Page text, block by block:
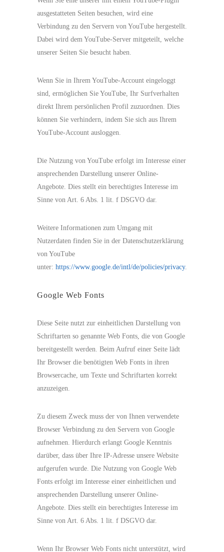
ausgestatteten Seiten besuchen, wird eine
Verbindung zu den Servern von YouTube hergestellt.
Dabei wird dem YouTube-Server mitgeteilt, welche
unserer Seiten Sie besucht haben.
Wenn Sie in Ihrem YouTube-Account eingeloggt
sind, ermöglichen Sie YouTube, Ihr Surfverhalten
direkt Ihrem persönlichen Profil zuzuordnen. Dies
können Sie verhindern, indem Sie sich aus Ihrem
YouTube-Account ausloggen.
Die Nutzung von YouTube erfolgt im Interesse einer
ansprechenden Darstellung unserer Online-
Angebote. Dies stellt ein berechtigtes Interesse im
Sinne von Art. 6 Abs. 1 lit. f DSGVO dar.
Weitere Informationen zum Umgang mit
Nutzerdaten finden Sie in der Datenschutzerklärung
von YouTube
unter: https://www.google.de/intl/de/policies/privacy.
Google Web Fonts
Diese Seite nutzt zur einheitlichen Darstellung von
Schriftarten so genannte Web Fonts, die von Google
bereitgestellt werden. Beim Aufruf einer Seite lädt
Ihr Browser die benötigten Web Fonts in ihren
Browsercache, um Texte und Schriftarten korrekt
anzuzeigen.
Zu diesem Zweck muss der von Ihnen verwendete
Browser Verbindung zu den Servern von Google
aufnehmen. Hierdurch erlangt Google Kenntnis
darüber, dass über Ihre IP-Adresse unsere Website
aufgerufen wurde. Die Nutzung von Google Web
Fonts erfolgt im Interesse einer einheitlichen und
ansprechenden Darstellung unserer Online-
Angebote. Dies stellt ein berechtigtes Interesse im
Sinne von Art. 6 Abs. 1 lit. f DSGVO dar.
Wenn Ihr Browser Web Fonts nicht unterstützt, wird